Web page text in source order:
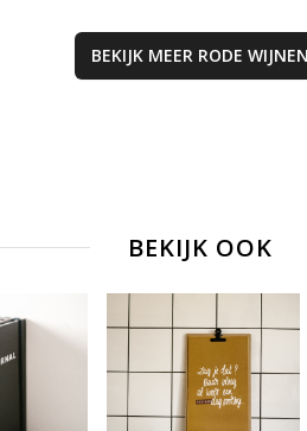
BEKIJK MEER RODE WIJNEN
BEKIJK OOK